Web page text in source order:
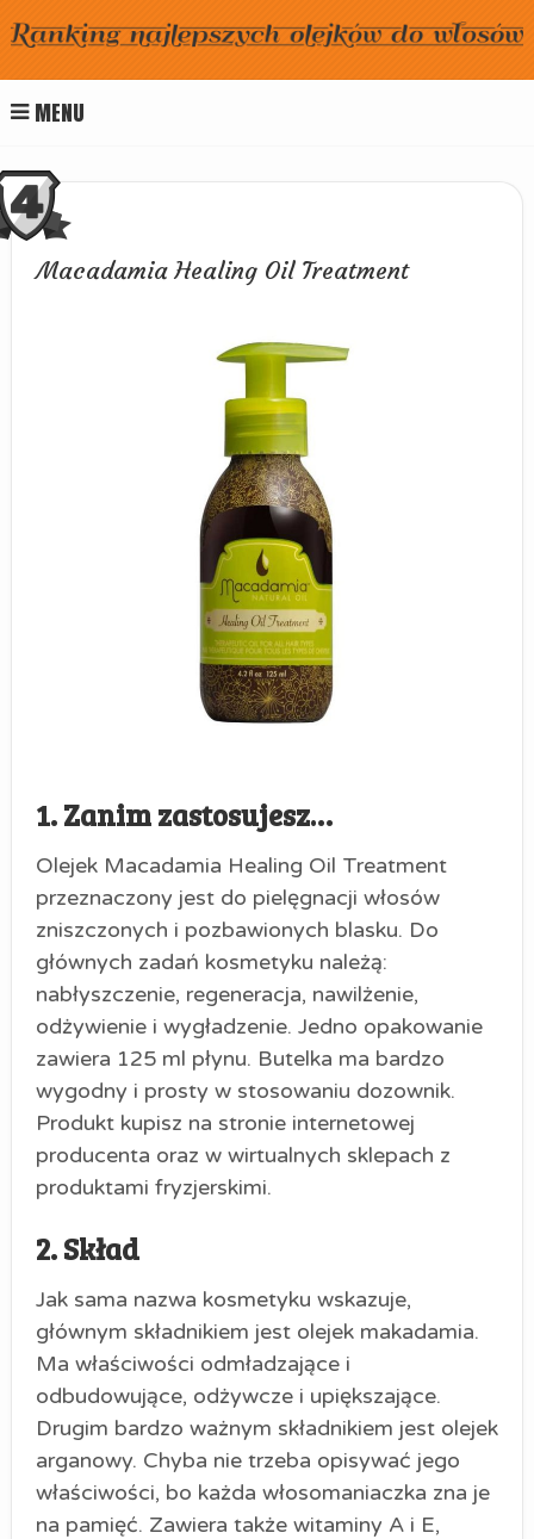
MENU
Macadamia Healing Oil Treatment
1. Zanim zastosujesz…
Olejek Macadamia Healing Oil Treatment
przeznaczony jest do pielęgnacji włosów
zniszczonych i pozbawionych blasku. Do
głównych zadań kosmetyku należą:
nabłyszczenie, regeneracja, nawilżenie,
odżywienie i wygładzenie. Jedno opakowanie
zawiera 125 ml płynu. Butelka ma bardzo
wygodny i prosty w stosowaniu dozownik.
Produkt kupisz na stronie internetowej
producenta oraz w wirtualnych sklepach z
produktami fryzjerskimi.
2. Skład
Jak sama nazwa kosmetyku wskazuje,
głównym składnikiem jest olejek makadamia.
Ma właściwości odmładzające i
odbudowujące, odżywcze i upiększające.
Drugim bardzo ważnym składnikiem jest olejek
arganowy. Chyba nie trzeba opisywać jego
właściwości, bo każda włosomaniaczka zna je
na pamięć. Zawiera także witaminy A i E,